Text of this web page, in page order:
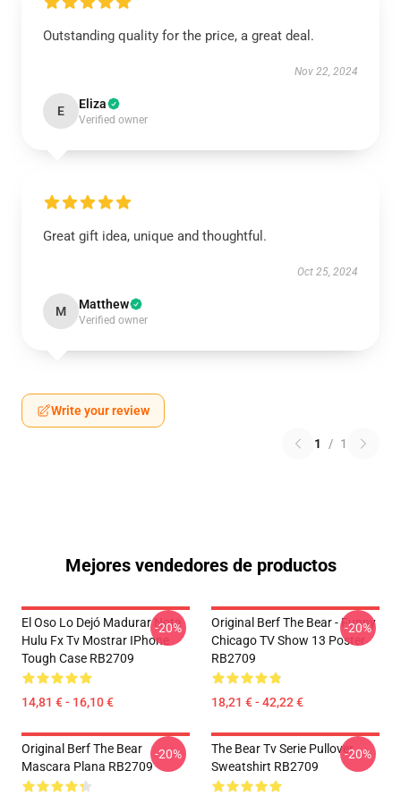
Outstanding quality for the price, a great deal.
Nov 22, 2024
E Eliza
Verified owner
Great gift idea, unique and thoughtful.
Oct 25, 2024
M Matthew
Verified owner
Write your review
1 / 1
Mejores vendedores de productos
El Oso Lo Dejó Madurar Nota
Hulu Fx Tv Mostrar IPhone
Tough Case RB2709
14,81 € - 16,10 €
-20%
Original Berf The Bear - Funny
Chicago TV Show 13 Poster
RB2709
18,21 € - 42,22 €
-20%
Original Berf The Bear
Mascara Plana RB2709
-20%
The Bear Tv Serie Pullover
Sweatshirt RB2709
-20%